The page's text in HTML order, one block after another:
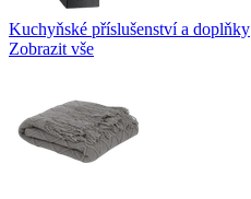
Kuchyňské příslušenství a doplňky
Zobrazit vše